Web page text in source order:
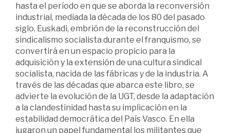
hasta el período en que se aborda la reconversión
industrial, mediada la década de los 80 del pasado
siglo. Euskadi, embrión de la reconstrucción del
sindicalismo socialista durante el franquismo, se
convertirá en un espacio propicio para la
adquisición y la extensión de una cultura sindical
socialista, nacida de las fábricas y de la industria. A
través de las décadas que abarca este libro, se
advierte la evolución de la UGT, desde la adaptación
a la clandestinidad hasta su implicación en la
estabilidad democrática del País Vasco. En ella
jugaron un papel fundamental los militantes que